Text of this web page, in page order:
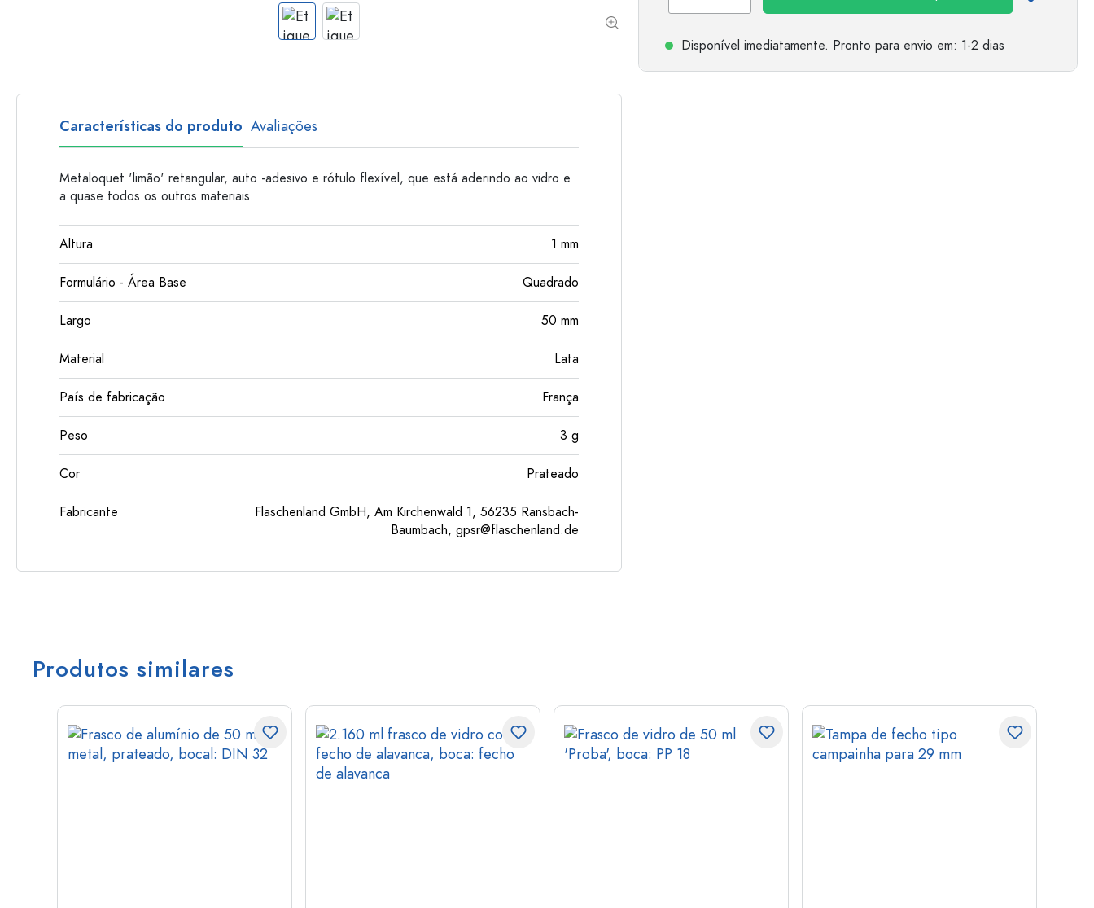
Garrafas de plastico
Disponível imediatamente. Pronto para envio em: 1-2 dias
Características do produto Avaliações
Metaloquet 'limão' retangular, auto -adesivo e rótulo flexível, que está aderindo ao vidro e
a quase todos os outros materiais.
Altura 1 mm
Formulário - Área Base Quadrado
Largo 50 mm
Material Lata
País de fabricação França
Peso 3 g
Cor Prateado
Fabricante
Flaschenland GmbH, Am Kirchenwald 1, 56235 Ransbach-
Baumbach, gpsr@flaschenland.de
Produtos similares